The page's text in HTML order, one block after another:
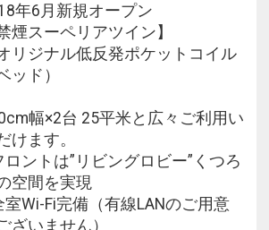
は、日ごとに料金が変動いたし
案内≫
1室1500円）
交換・ゴミ回収・水補充のみ行い
応）
年6月新規オープン
煙スーペリアツイン】
オリジナル低反発ポケットコイル
ッド）
幅×2台 25平米と広々ご利用い
けます。
ロントは”リビングロビー”くつろ
空間を実現
室Wi-Fi完備（有線LANのご用意
ざいません）